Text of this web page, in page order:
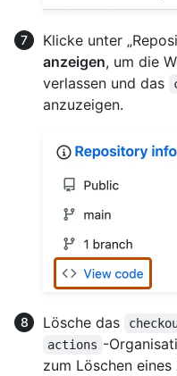
Klicke unter
anzeigen, um die
verlassen und das
anzuzeigen.
Lösche das
actions -
zum Löschen